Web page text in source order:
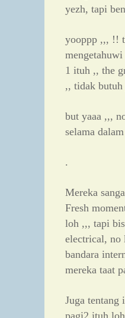
yezh, tapi
yooppp ,,, !!
1 ituh ,, the
,, tidak
but yaaa ,,,
selama
.
Mereka
Fresh
loh ,,, tapi
electrical, no
bandara
mereka taat
Juga
pagi2 ituh